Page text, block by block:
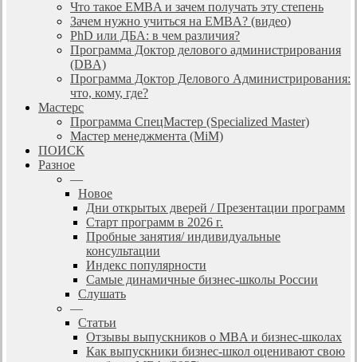
Что такое EMBA и зачем получать эту степень
Зачем нужно учиться на EMBA? (видео)
PhD или ДБА: в чем различия?
Программа Доктор делового администрирования
(DBА)
Программа Доктор Делового Администрирования:
что, кому, где?
Мастерс
Программа СпецМастер (Specialized Master)
Мастер менеджмента (MiM)
ПОИСК
Разное
—
Новое
Дни открытых дверей / Презентации программ
Старт программ в 2026 г.
Пробные занятия/ индивидуальные
консультации
Индекс популярности
Самые динамичные бизнес-школы России
Слушать
—
Статьи
Отзывы выпускников о MBA и бизнес-школах
Как выпускники бизнес-школ оценивают свою